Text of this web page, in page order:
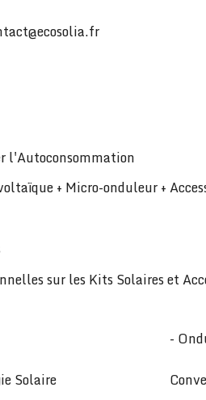
l'Autoconsommation
+ Micro-onduleur +
sur les Kits Solaires et
Solaire
-